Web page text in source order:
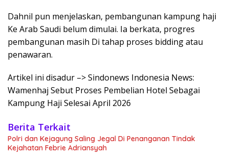
Dahnil pun menjelaskan, pembangunan kampung haji
Ke Arab Saudi belum dimulai. Ia berkata, progres
pembangunan masih Di tahap proses bidding atau
penawaran.
Artikel ini disadur –> Sindonews Indonesia News:
Wamenhaj Sebut Proses Pembelian Hotel Sebagai
Kampung Haji Selesai April 2026
Berita Terkait
Polri dan Kejagung Saling Jegal Di Penanganan Tindak
Kejahatan Febrie Adriansyah